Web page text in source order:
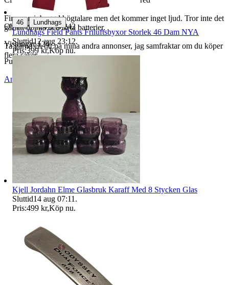
Finns en inbyggd högtalare men det kommer inget ljud. Tror inte det
går att öppna och byta batterier.
Ta gärna en titt på mina andra annonser, jag samfraktar om du köper
flera saker.
Objektnr 724 094 242
Visningar 124
Publicerad
Anmäl Sälj liknande
46 | Lundhags
Lundhags Field Pants Friluftsbyxor Storlek 46 Dam NYA
Sluttid12 aug 23:12.
Pris:399 kr,Köp nu.
Kjell Jordahn Elme Glasbruk Karaff Med 8 Stycken Glas
Sluttid14 aug 07:11 .
Pris:499 kr,Köp nu.